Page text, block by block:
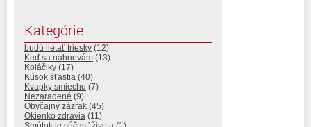
Kategórie
budú lietať triesky (12)
Keď sa nahnevám (13)
Koláčiky (17)
Kúsok šťastia (40)
Kvapky smiechu (7)
Nezaradené (9)
Obyčajný zázrak (45)
Okienko zdravia (11)